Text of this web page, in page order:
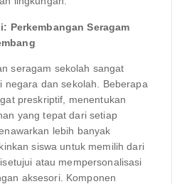
Perkembangan Seragam
seragam sekolah sangat
negara dan sekolah. Beberapa
preskriptif, menentukan
yang tepat dari setiap
lebih banyak
siswa untuk memilih dari
atau mempersonalisasi
aksesori. Komponen